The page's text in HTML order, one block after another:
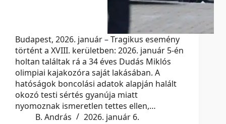
Budapest, 2026. január – Tragikus esemény
történt a XVIII. kerületben: 2026. január 5-én
holtan találtak rá a 34 éves Dudás Miklós
olimpiai kajakozóra saját lakásában. A
hatóságok boncolási adatok alapján halált
okozó testi sértés gyanúja miatt
nyomoznak ismeretlen tettes ellen,…
B. András
2026. január 6.